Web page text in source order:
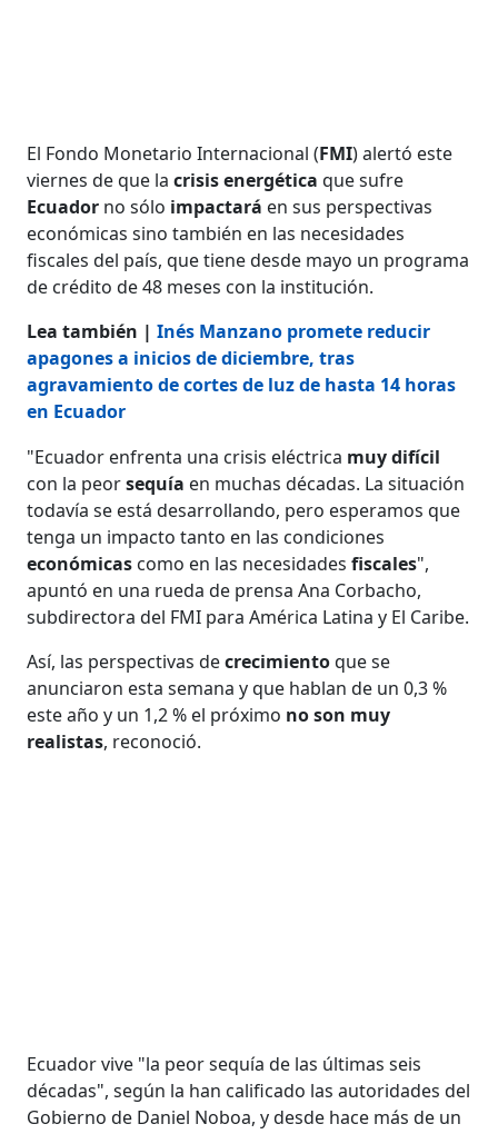
El Fondo Monetario Internacional (FMI) alertó este
viernes de que lacrisisenergética que sufre
Ecuador no sólo impactará en sus perspectivas
económicas sino también en las necesidades
fiscales del país, que tiene desde mayo un programa
de crédito de 48 meses con la institución.
Lea también |Inés Manzano promete reducir
apagones a inicios de diciembre, tras
agravamiento de cortes de luz de hasta 14 horas
en Ecuador
"Ecuador enfrenta una crisis eléctrica muydifícil
con la peorsequía en muchas décadas. La situación
todavía se está desarrollando, pero esperamos que
tenga un impacto tanto en las condiciones
económicas como en las necesidadesfiscales",
apuntó en una rueda de prensa Ana Corbacho,
subdirectora del FMI para América Latina y El Caribe.
Así, las perspectivas decrecimientoque se
anunciaron esta semana y que hablan de un 0,3 %
este año y un 1,2 % el próximo no son muy
realistas, reconoció.
Ecuador vive "la peor sequía de las últimas seis
décadas", según la han calificado las autoridades del
Gobierno de Daniel Noboa, y desde hace más de un